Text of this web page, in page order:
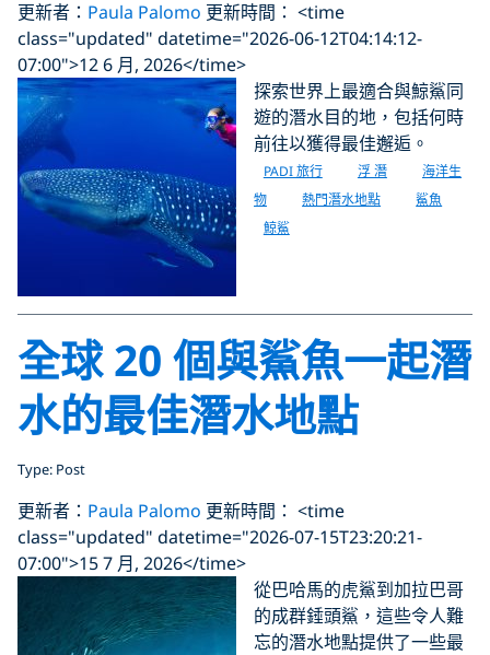
更新者： Paula Palomo 更新時間： <time
class="updated" datetime="2026-06-12T04:14:12-
07:00">12 6 月, 2026</time>
探索世界上最適合與鯨鯊同
遊的潛水目的地，包括何時
前往以獲得最佳邂逅。
PADI 旅行 浮 潛
海洋生
物
熱門潛水地點
鯊魚
鯨鯊
全球 20 個與鯊魚一起潛
水的最佳潛水地點
Type: Post
更新者： Paula Palomo 更新時間： <time
class="updated" datetime="2026-07-15T23:20:21-
07:00">15 7 月, 2026</time>
從巴哈馬的虎鯊到加拉巴哥
的成群錘頭鯊，這些令人難
忘的潛水地點提供了一些最